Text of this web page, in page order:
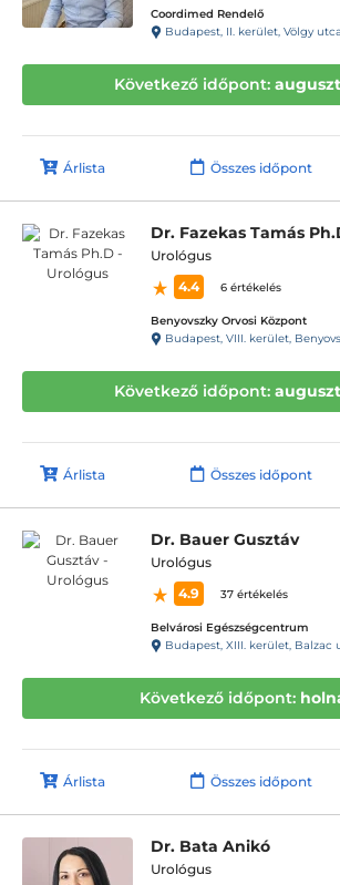
Coordimed Rendelő
Budapest, II. kerület, Völgy utca 5/a 4-es
Következő időpont:
Árlista Összes időpont
Dr. Fazekas Tamás
Urológus
4.4
6 értékelés
Benyovszky Orvosi Központ
Budapest, VIII. kerület, Benyovszky
Következő időpont:
Árlista Összes időpont
Dr. Bauer Gusztáv
Urológus
4.9
37 értékelés
Belvárosi Egészségcentrum
Budapest, XIII. kerület, Balzac
Következő időpont:
Árlista Összes időpont
Dr. Bata Anikó
Urológus